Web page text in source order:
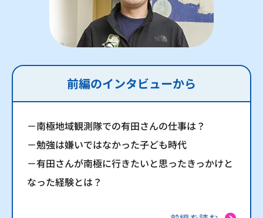
前編のインタビューから
－南極地域観測隊での有田さんの仕事は？
－勉強は嫌いではなかった子ども時代
－有田さんが南極に行きたいと思ったきっかけと
なった経験とは？